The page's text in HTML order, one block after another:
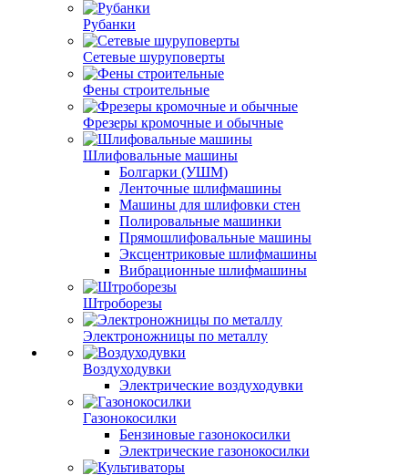
Рубанки
Сетевые шуруповерты
Фены строительные
Фрезеры кромочные и обычные
Шлифовальные машины
Болгарки (УШМ)
Ленточные шлифмашины
Машины для шлифовки стен
Полировальные машинки
Прямошлифовальные машины
Эксцентриковые шлифмашины
Вибрационные шлифмашины
Штроборезы
Электроножницы по металлу
Воздуходувки
Электрические воздуходувки
Газонокосилки
Бензиновые газонокосилки
Электрические газонокосилки